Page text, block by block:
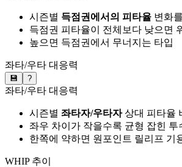
시즌별 득점권에서의 피타율 변화
득점권 피타율이 전체보다 낮으면
높으면 득점권에서 무너지는 타입
좌타/우타 대응력
💾 ?
좌타/우타 대응력
시즌별 좌타자/우타자상대 피타율
좌우 차이가 작을수록 균형 잡힌 투
한쪽에 약하면 원포인트 릴리프 기
WHIP 추이